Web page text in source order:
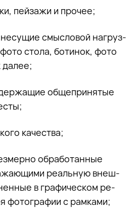
пей­за­жи и про­чее;
смыс­ло­вой на­груз­
сто­ла, бо­ти­нок, фото
да­лее;
об­ще­при­ня­тые
ка­че­ства;
об­ра­бо­тан­ные
ре­аль­ную внеш­
в гра­фи­че­ском ре­
фо­то­гра­фии с рам­ка­ми;